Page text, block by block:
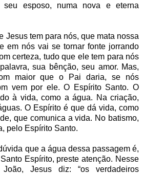
seu esposo, numa nova e eterna
Jesus tem para nós, que mata nossa
em nós vai se tornar fonte jorrando
certeza, tudo que ele tem para nós
sua bênção, seu amor. Mas,
maior que o Pai daria, se nós
vem por ele. O Espírito Santo. O
à vida, como a água. Na criação,
O Espírito é que dá vida, como
que comunica a vida. No batismo,
pelo Espírito Santo.
que a água dessa passagem é,
Espírito, preste atenção. Nesse
Jesus diz: “os verdadeiros